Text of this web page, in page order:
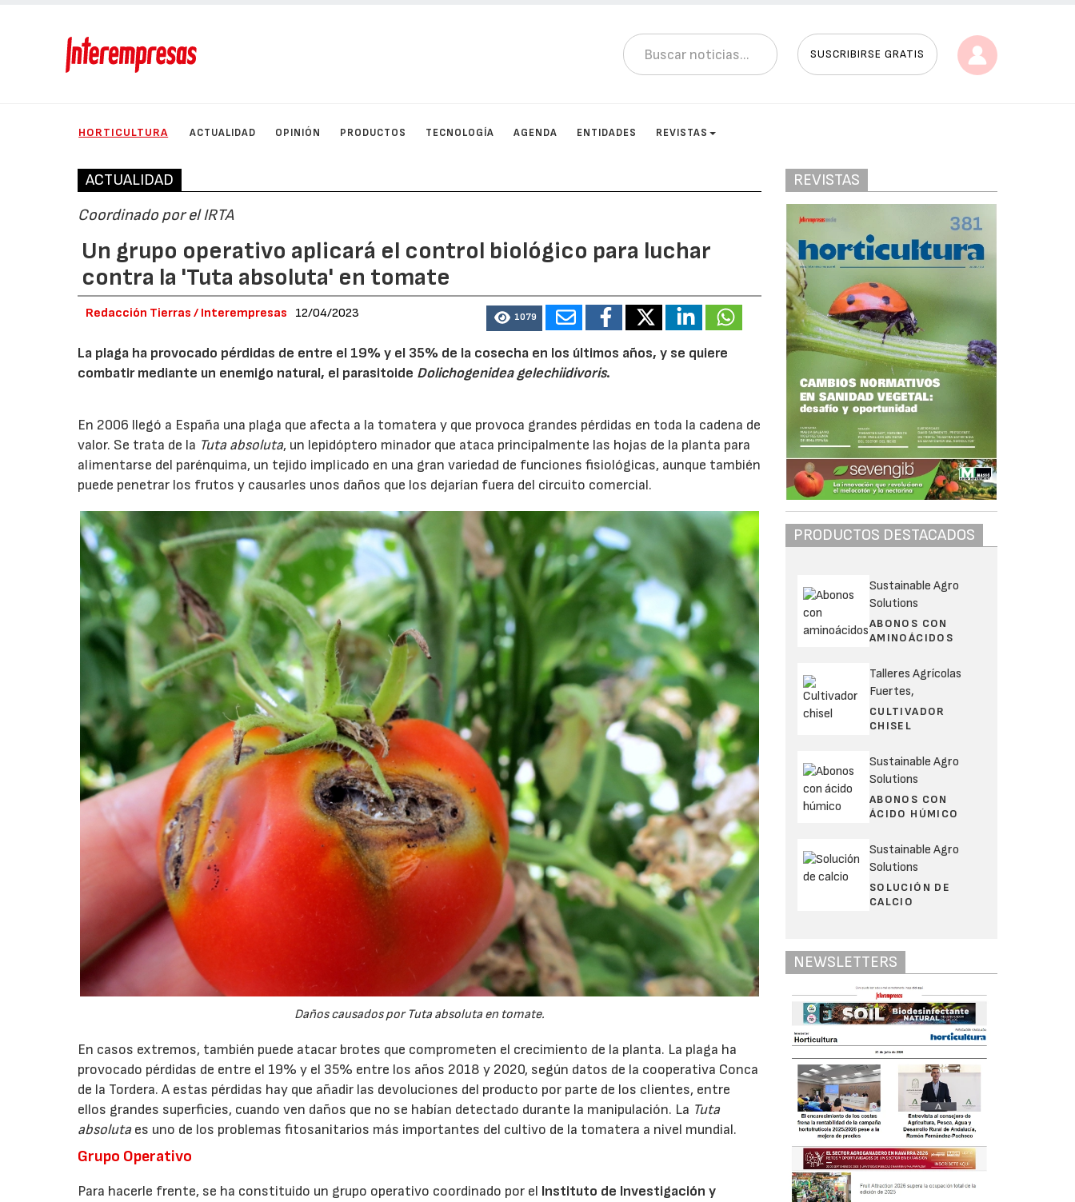
SUSCRIBIRSE GRATIS
HORTICULTURA ACTUALIDAD OPINIÓN PRODUCTOS TECNOLOGÍA AGENDA ENTIDADES REVISTAS
ACTUALIDAD
Coordinado por el IRTA
Un grupo operativo aplicará el control biológico para luchar
contra la 'Tuta absoluta' en tomate
Redacción Tierras / Interempresas 12/04/2023 1079
La plaga ha provocado pérdidas de entre el 19% y el 35% de la cosecha en los últimos años, y se quiere
combatir mediante un enemigo natural, el parasitoide Dolichogenidea gelechiidivoris.
En 2006 llegó a España una plaga que afecta a la tomatera y que provoca grandes pérdidas en toda la cadena de
valor. Se trata de la Tuta absoluta, un lepidóptero minador que ataca principalmente las hojas de la planta para
alimentarse del parénquima, un tejido implicado en una gran variedad de funciones fisiológicas, aunque también
puede penetrar los frutos y causarles unos daños que los dejarían fuera del circuito comercial.
Daños causados por Tuta absoluta en tomate.
En casos extremos, también puede atacar brotes que comprometen el crecimiento de la planta. La plaga ha
provocado pérdidas de entre el 19% y el 35% entre los años 2018 y 2020, según datos de la cooperativa Conca
de la Tordera. A estas pérdidas hay que añadir las devoluciones del producto por parte de los clientes, entre
ellos grandes superficies, cuando ven daños que no se habían detectado durante la manipulación. La Tuta
absoluta es uno de los problemas fitosanitarios más importantes del cultivo de la tomatera a nivel mundial.
Grupo Operativo
Para hacerle frente, se ha constituido un grupo operativo coordinado por el Instituto de Investigación y
REVISTAS
PRODUCTOS DESTACADOS
Sustainable Agro
Solutions
ABONOS CON
AMINOÁCIDOS
Talleres Agrícolas
Fuertes,
CULTIVADOR
CHISEL
Sustainable Agro
Solutions
ABONOS CON
ÁCIDO HÚMICO
Sustainable Agro
Solutions
SOLUCIÓN DE
CALCIO
NEWSLETTERS